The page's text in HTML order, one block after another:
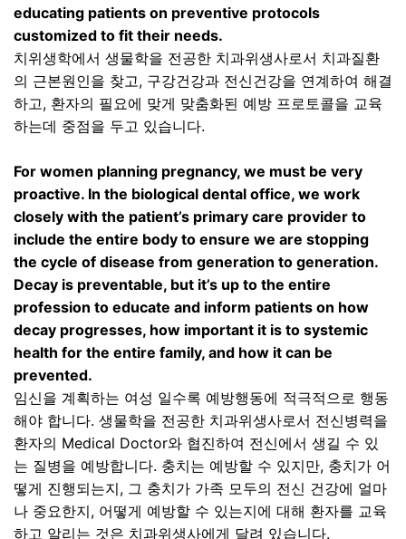
educating patients on preventive protocols
customized to fit their needs.
치위생학에서 생물학을 전공한 치과위생사로서 치과질환
의 근본원인을 찾고, 구강건강과 전신건강을 연계하여 해결
하고, 환자의 필요에 맞게 맞춤화된 예방 프로토콜을 교육
하는데 중점을 두고 있습니다.
For women planning pregnancy, we must be very
proactive. In the biological dental office, we work
closely with the patient’s primary care provider to
include the entire body to ensure we are stopping
the cycle of disease from generation to generation.
Decay is preventable, but it’s up to the entire
profession to educate and inform patients on how
decay progresses, how important it is to systemic
health for the entire family, and how it can be
prevented.
임신을 계획하는 여성 일수록 예방행동에 적극적으로 행동
해야 합니다. 생물학을 전공한 치과위생사로서 전신병력을
환자의 Medical Doctor와 협진하여 전신에서 생길 수 있
는 질병을 예방합니다. 충치는 예방할 수 있지만, 충치가 어
떻게 진행되는지, 그 충치가 가족 모두의 전신 건강에 얼마
나 중요한지, 어떻게 예방할 수 있는지에 대해 환자를 교육
하고 알리는 것은 치과위생사에게 달려 있습니다.